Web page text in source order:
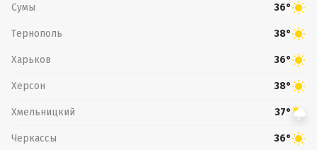
Сумы 36°
Тернополь 38°
Харьков 36°
Херсон 38°
Хмельницкий 37°
Черкассы 36°